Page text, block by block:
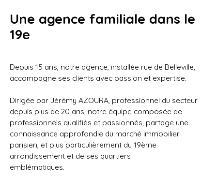
Une agence familiale dans le
19e
Depuis 15 ans, notre agence, installée rue de Belleville,
accompagne ses clients avec passion et expertise.
Dirigée par Jérémy AZOURA, professionnel du secteur
depuis plus de 20 ans, notre équipe composée de
professionnels qualifiés et passionnés, partage une
connaissance approfondie du marché immobilier
parisien, et plus particulièrement du 19ème
arrondissement et de ses quartiers
emblématiques.